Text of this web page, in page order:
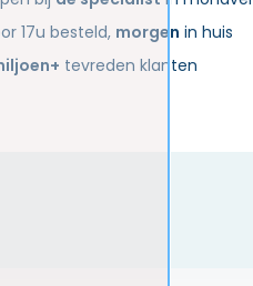
17u besteld, morgen in huis
tevreden klanten